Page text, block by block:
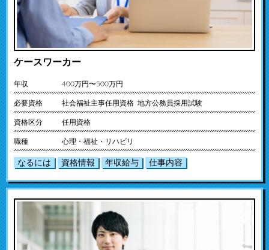
ケースワーカー
年収 400万円〜500万円
必要資格 社会福祉主事任用資格 地方公務員採用試験
資格区分 任用資格
職種 心理・福祉・リハビリ
なるには 資格情報 年収給与 仕事内容